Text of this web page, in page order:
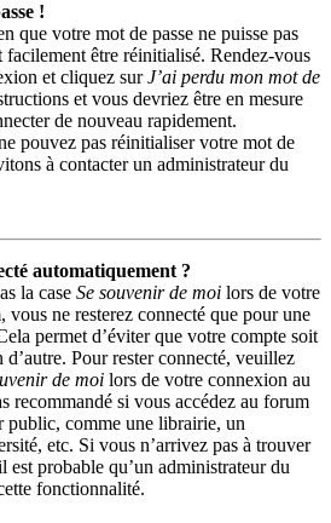
!
que votre mot de passe ne puisse pas
facilement être réinitialisé. Rendez-vous
et cliquez surJ’ai perdu mon mot de
et vous devriez être en mesure
de nouveau rapidement.
pouvez pas réinitialiser votre mot de
à contacter un administrateur du
automatiquement ?
la case Se souvenir de moi lors de votre
ne resterez connecté que pour une
permet d’éviter que votre compte soit
d’autre. Pour rester connecté, veuillez
de moi lors de votre connexion au
recommandé si vous accédez au forum
public, comme une librairie, un
etc. Si vous n’arrivez pas à trouver
est probable qu’un administrateur du
fonctionnalité.